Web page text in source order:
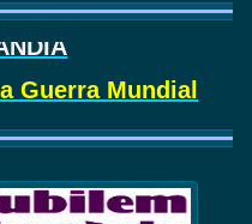
Guerra Mundial